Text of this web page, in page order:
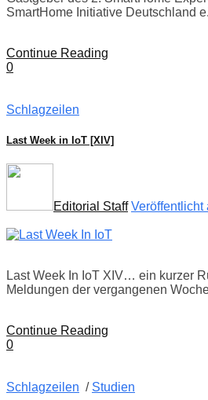
SmartHome Initiative Deutschland
Continue Reading
0
Schlagzeilen
Last Week in IoT [XIV]
Editorial Staff Veröffentlicht
Last Week In IoT XIV… ein kurzer
Meldungen der vergangenen
Continue Reading
0
Schlagzeilen / Studien